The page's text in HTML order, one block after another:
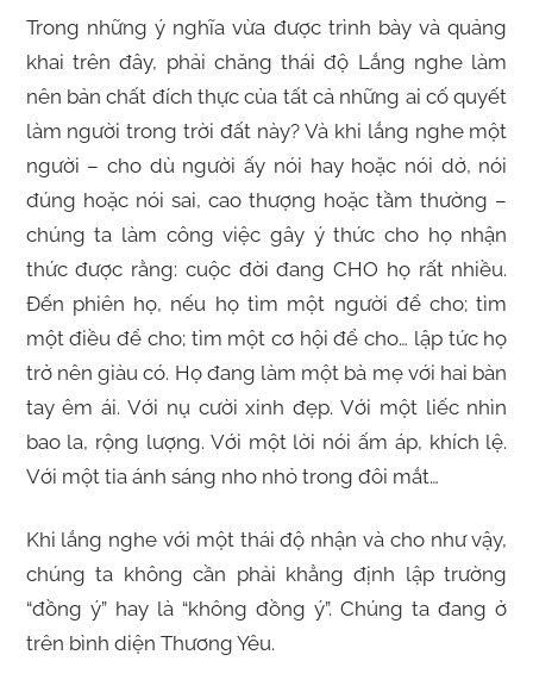
Trong những ý nghĩa vừa được trình bày và quảng
khai trên đây, phải chăng thái độ Lắng nghe làm
nên bản chất đích thực của tất cả những ai cố quyết
làm người trong trời đất này? Và khi lắng nghe một
người – cho dù người ấy nói hay hoặc nói dở, nói
đúng hoặc nói sai, cao thượng hoặc tầm thường –
chúng ta làm công việc gây ý thức cho họ nhận
thức được rằng: cuộc đời đang CHO họ rất nhiều.
Đến phiên họ, nếu họ tìm một người để cho; tìm
một điều để cho; tìm một cơ hội để cho… lập tức họ
trở nên giàu có. Họ đang làm một bà mẹ với hai bàn
tay êm ái. Với nụ cười xinh đẹp. Với một liếc nhìn
bao la, rộng lượng. Với một lời nói ấm áp, khích lệ.
Với một tia ánh sáng nho nhỏ trong đôi mắt…
Khi lắng nghe với một thái độ nhận và cho như vậy,
chúng ta không cần phải khẳng định lập trường
“đồng ý” hay là “không đồng ý”. Chúng ta đang ở
trên bình diện Thương Yêu.